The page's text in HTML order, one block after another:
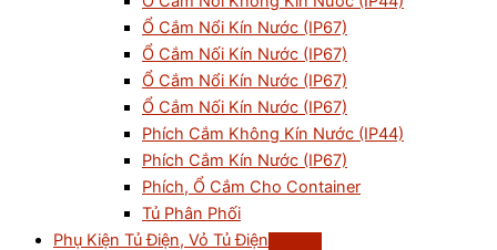
Ổ Cắm Nổi Kín Nước (IP67)
Ổ Cắm Nối Kín Nước (IP67)
Ổ Cắm Nổi Kín Nước (IP67)
Ổ Cắm Nối Kín Nước (IP67)
Phích Cắm Không Kín Nước (IP44)
Phích Cắm Kín Nước (IP67)
Phích, Ổ Cắm Cho Container
Tủ Phân Phối
Phụ Kiện Tủ Điện, Vỏ Tủ Điện